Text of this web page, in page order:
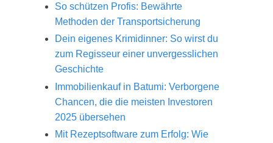
So schützen Profis: Bewährte
Methoden der Transportsicherung
Dein eigenes Krimidinner: So wirst du
zum Regisseur einer unvergesslichen
Geschichte
Immobilienkauf in Batumi: Verborgene
Chancen, die die meisten Investoren
2025 übersehen
Mit Rezeptsoftware zum Erfolg: Wie